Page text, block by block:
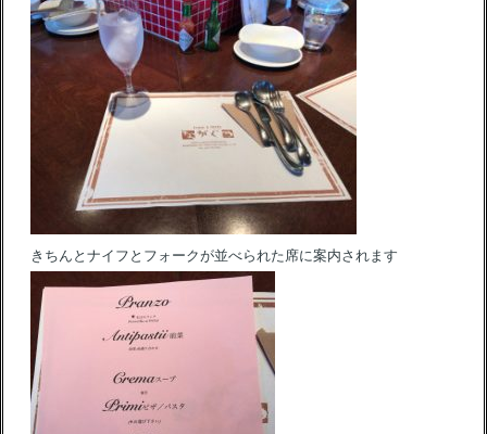
きちんとナイフとフォークが並べられた席に案内されます